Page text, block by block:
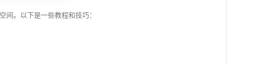
间。以下是一些教程和技巧：